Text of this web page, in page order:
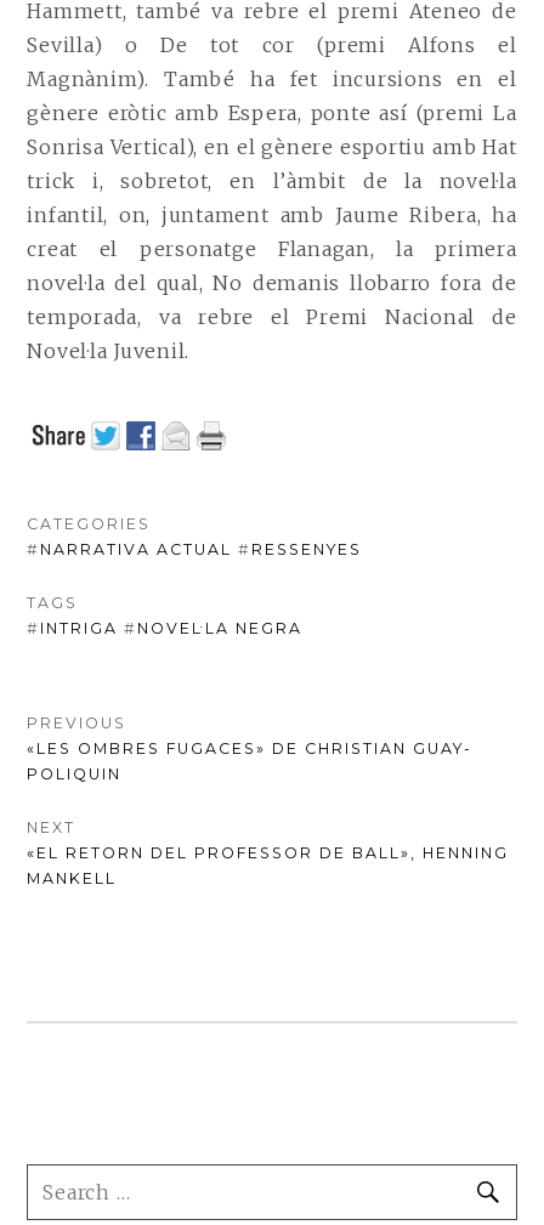
Hammett, també va rebre el premi Ateneo de
Sevilla) o De tot cor (premi Alfons el
Magnànim). També ha fet incursions en el
gènere eròtic amb Espera, ponte así (premi La
Sonrisa Vertical), en el gènere esportiu amb Hat
trick i, sobretot, en l’àmbit de la novel·la
infantil, on, juntament amb Jaume Ribera, ha
creat el personatge Flanagan, la primera
novel·la del qual, No demanis llobarro fora de
temporada, va rebre el Premi Nacional de
Novel·la Juvenil.
CATEGORIES
# NARRATIVA ACTUAL # RESSENYES
TAGS
# INTRIGA # NOVEL·LA NEGRA
NAVEGACIÓ
D'ENTRADES
PREVIOUS
PREVIOUS
POST:
«LES OMBRES FUGACES» DE CHRISTIAN GUAY-
POLIQUIN
NEXT
NEXT
POST:
«EL RETORN DEL PROFESSOR DE BALL», HENNING
MANKELL
FOOTER
SIDEBAR
SEARCH